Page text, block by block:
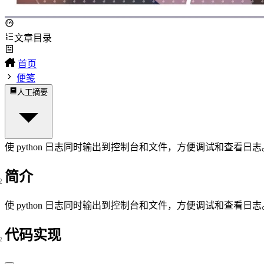
文章目录
首页
便笺
人工摘要
使 python 日志同时输出到控制台和文件，方便调试和查看日志
简介
使 python 日志同时输出到控制台和文件，方便调试和查看日志
代码实现